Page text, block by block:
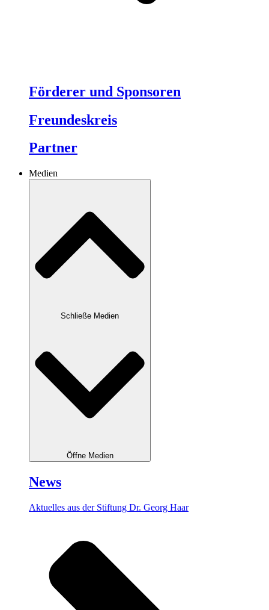
Förderer und Sponsoren
Freundeskreis
Partner
Medien
Schließe Medien
Öffne Medien
News
Aktuelles aus der Stiftung Dr. Georg Haar